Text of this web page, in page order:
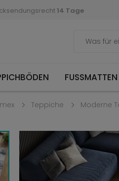
14 Tage
FUSSMATTEN
Teppiche Moderne